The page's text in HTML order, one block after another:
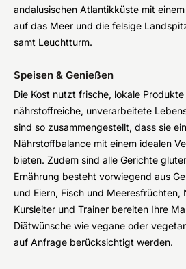
andalusischen Atlantikküste mit
auf das Meer und die felsige
samt Leuchtturm.
Speisen & Genießen
Die Kost nutzt frische, lokale
nährstoffreiche, unverarbeitete
sind so zusammengestellt, dass sie
Nährstoffbalance mit einem idealen
bieten. Zudem sind alle Gerichte
Ernährung besteht vorwiegend aus
und Eiern, Fisch und Meeresfrüchten,
Kursleiter und Trainer bereiten Ihre
Diätwünsche wie vegane oder
auf Anfrage berücksichtigt werden.